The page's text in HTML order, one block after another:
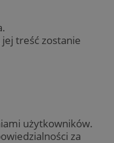
treść zostanie
użytkowników.
za